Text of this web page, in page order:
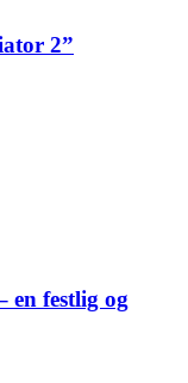
2”
en festlig og